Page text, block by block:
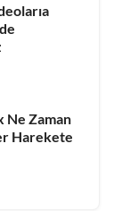
Ne Zaman
Harekete